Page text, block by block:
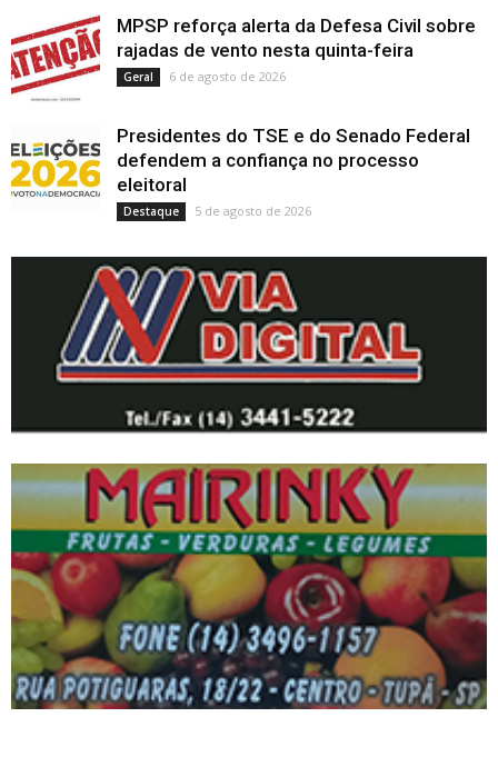
MPSP reforça alerta da Defesa Civil sobre
rajadas de vento nesta quinta-feira
Geral 6 de agosto de 2026
Presidentes do TSE e do Senado Federal
defendem a confiança no processo
eleitoral
Destaque 5 de agosto de 2026